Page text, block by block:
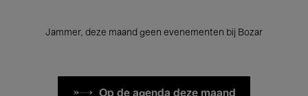
Jammer, deze maand geen evenementen bij Bozar
Op de agenda deze maand